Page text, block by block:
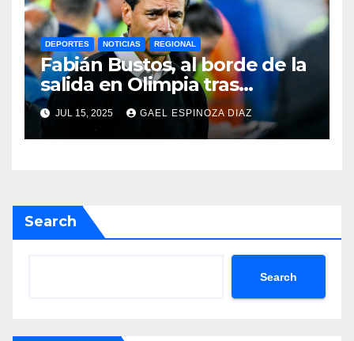
DEPORTES NOTICIAS REGIONAL
Fabián Bustos, al borde de la
salida en Olimpia tras
dolorosa derrota en
Paraguay
JUL 15, 2025 GAEL ESPINOZA DIAZ
Search
Search